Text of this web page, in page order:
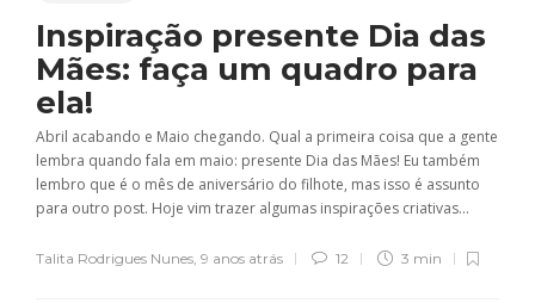
Inspiração presente Dia das
Mães: faça um quadro para
ela!
Abril acabando e Maio chegando. Qual a primeira coisa que a gente
lembra quando fala em maio: presente Dia das Mães! Eu também
lembro que é o mês de aniversário do filhote, mas isso é assunto
para outro post. Hoje vim trazer algumas inspirações criativas...
Talita Rodrigues Nunes, 9 anos atrás 12 3 min